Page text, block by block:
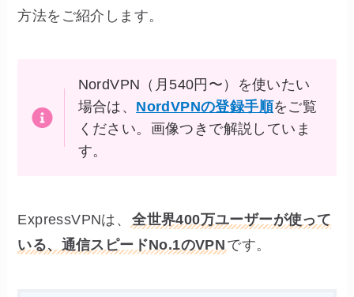
方法をご紹介します。
NordVPN（月540円〜）を使いたい
場合は、 NordVPNの登録手順をご覧
ください。画像つきで解説していま
す。
ExpressVPNは、 全世界400万ユーザーが使って
いる、通信スピードNo.1のVPN です。